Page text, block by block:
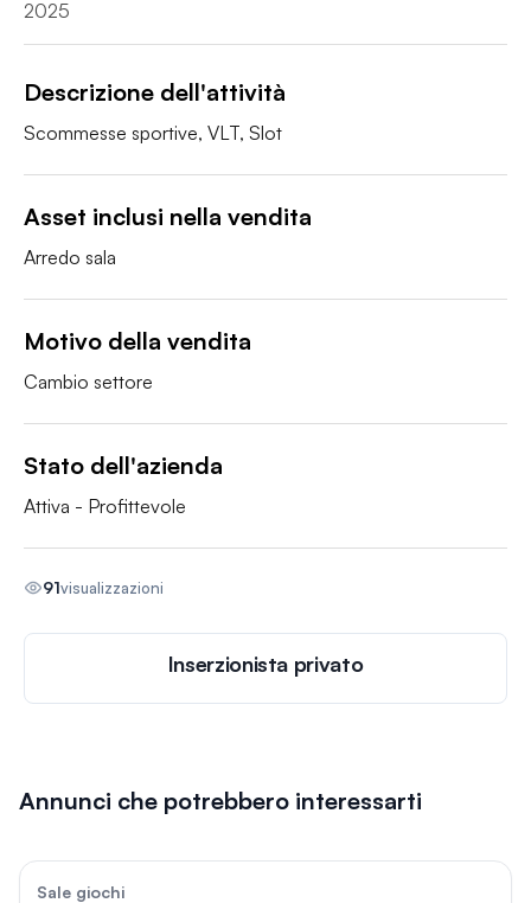
2025
Descrizione dell'attività
Scommesse sportive, VLT, Slot
Asset inclusi nella vendita
Arredo sala
Motivo della vendita
Cambio settore
Stato dell'azienda
Attiva - Profittevole
91visualizzazioni
Inserzionista privato
Annunci che potrebbero interessarti
Sale giochi